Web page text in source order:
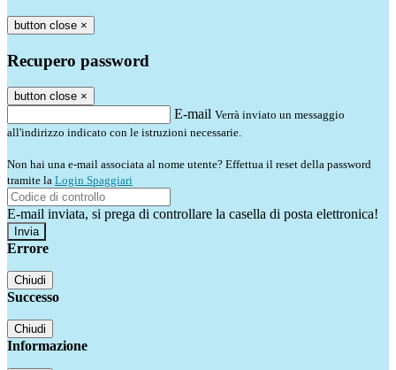
button close ×
Recupero password
button close ×
E-mail Verrà inviato un messaggio
all'indirizzo indicato con le istruzioni necessarie.
Non hai una e-mail associata al nome utente? Effettua il reset della password
tramite la Login Spaggiari
E-mail inviata, si prega di controllare la casella di posta elettronica!
Errore
Chiudi
Successo
Chiudi
Informazione